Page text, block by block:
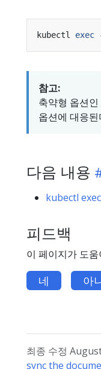
kubectl exec
참고:
축약형 옵션인
옵션에 대응된
다음 내용
kubectl exec
피드백
이 페이지가 도
네 아
최종 수정
sync the